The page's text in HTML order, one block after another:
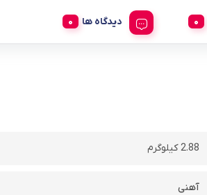
دیدگاه ها
2.88 کیلوگرم
آهنی